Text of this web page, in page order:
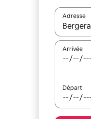
Adresse
Lorsque
Arrivée
Départ